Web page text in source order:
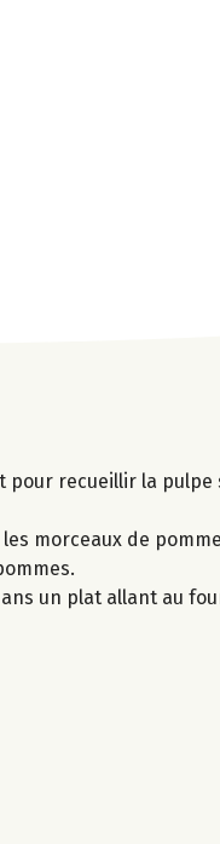
pour recueillir la
morceaux de
un plat allant au